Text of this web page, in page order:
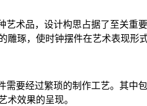
术品，设计构思占据了至关重要
雕琢，使时钟摆件在艺术表现形
要经过繁琐的制作工艺。其中包
术效果的呈现。